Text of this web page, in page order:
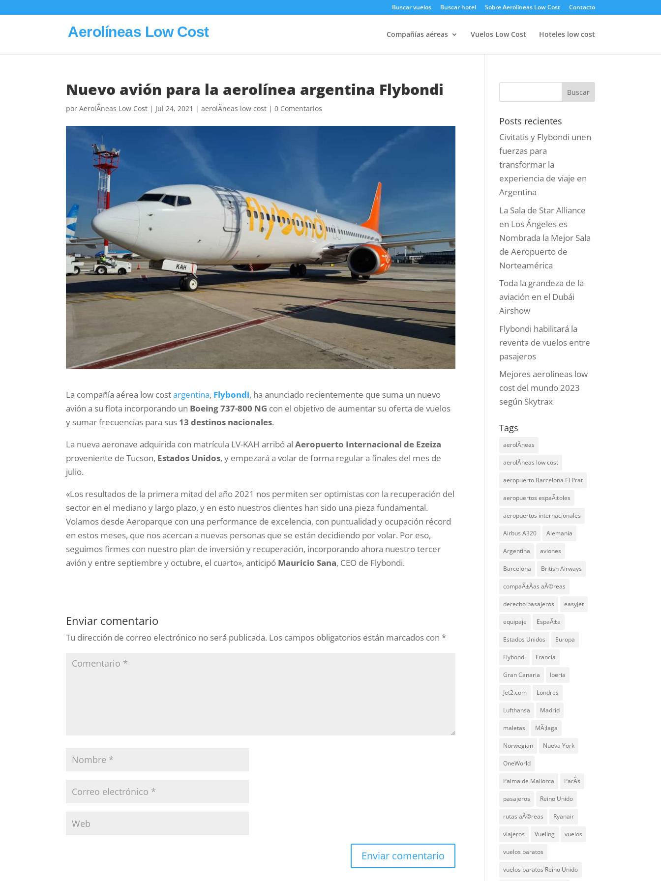
Buscar vuelos Buscar hotel Sobre Aerolíneas Low Cost Contacto
Aerolíneas Low Cost Compañías aéreas Vuelos Low Cost Hoteles low cost
Nuevo avión para la aerolínea argentina Flybondi
porAerolÃ­neas Low Cost | Jul 24, 2021 |aerolÃ­neas low cost |0 Comentarios
La compañía aérea low costargentina, Flybondi, ha anunciado recientemente que suma un nuevo
avión a su flota incorporando un Boeing 737-800 NG con el objetivo de aumentar su oferta de vuelos
y sumar frecuencias para sus 13 destinos nacionales.
La nueva aeronave adquirida con matrícula LV-KAH arribó alAeropuerto Internacional de Ezeiza
proveniente de Tucson, Estados Unidos, y empezará a volar de forma regular a finales del mes de
julio.
«Los resultados de la primera mitad del año 2021 nos permiten ser optimistas con la recuperación del
sector en el mediano y largo plazo, y en esto nuestros clientes han sido una pieza fundamental.
Volamos desde Aeroparque con una performance de excelencia, con puntualidad y ocupación récord
en estos meses, que nos acercan a nuevas personas que se están decidiendo por volar. Por eso,
seguimos firmes con nuestro plan de inversión y recuperación, incorporando ahora nuestro tercer
avión y entre septiembre y octubre, el cuarto», anticipó Mauricio Sana, CEO de Flybondi.
Enviar comentario
Tu dirección de correo electrónico no será publicada. Los campos obligatorios están marcados con*
Posts recientes
Civitatis y Flybondi unen
fuerzas para
transformar la
experiencia de viaje en
Argentina
La Sala de Star Alliance
en Los Ángeles es
Nombrada la Mejor Sala
de Aeropuerto de
Norteamérica
Toda la grandeza de la
aviación en el Dubái
Airshow
Flybondi habilitará la
reventa de vuelos entre
pasajeros
Mejores aerolíneas low
cost del mundo 2023
según Skytrax
Tags
aerolÃ­neas
aerolÃ­neas low cost
aeropuerto Barcelona El Prat
aeropuertos espaÃ±oles
aeropuertos internacionales
Airbus A320 Alemania
Argentina aviones
Barcelona British Airways
compaÃ±Ã­as aÃ©reas
derecho pasajeros easyJet
equipaje EspaÃ±a
Estados Unidos Europa
Flybondi Francia
Gran Canaria Iberia
Jet2.com Londres
Lufthansa Madrid
maletas MÃ¡laga
Norwegian Nueva York
OneWorld
Palma de Mallorca ParÃ­s
pasajeros Reino Unido
rutas aÃ©reas Ryanair
viajeros Vueling vuelos
vuelos baratos
vuelos baratos Reino Unido